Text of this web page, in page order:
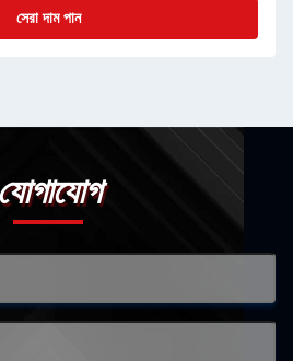
সেরা দাম পান
যোগাযোগ